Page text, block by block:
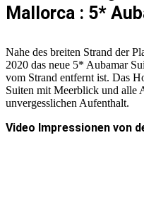
Mallorca : 5*
Nahe des breiten Strand der
2020 das neue 5* Aubamar
vom Strand entfernt ist. Das
Suiten mit Meerblick und alle
unvergesslichen Aufenthalt.
Video Impressionen von